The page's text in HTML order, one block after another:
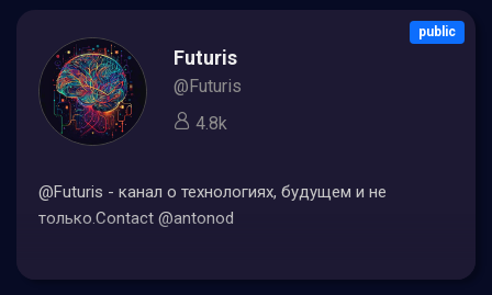
public
Futuris
@Futuris
4.8k
@Futuris - канал о технологиях, будущем и не
только.Contact @antonod